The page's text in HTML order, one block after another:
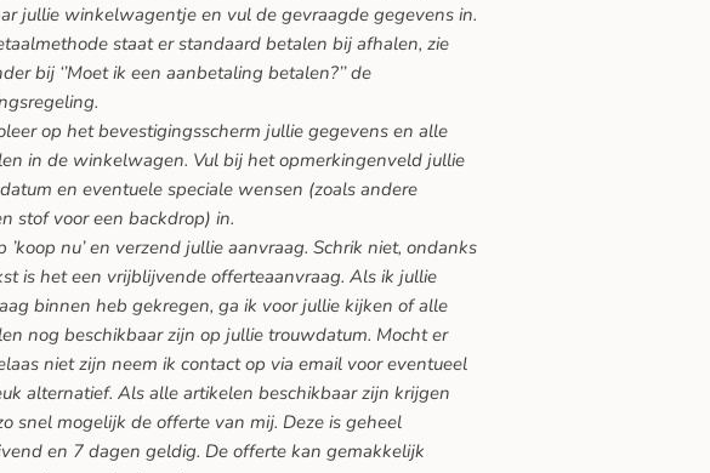
jullie winkelwagentje en vul de gevraagde gegevens in.
staat er standaard betalen bij afhalen, zie
bij ‘’Moet ik een aanbetaling betalen?’’ de
op het bevestigingsscherm jullie gegevens en alle
in de winkelwagen. Vul bij het opmerkingenveld jullie
en eventuele speciale wensen (zoals andere
stof voor een backdrop) in.
’koop nu’ en verzend jullie aanvraag. Schrik niet, ondanks
is het een vrijblijvende offerteaanvraag. Als ik jullie
binnen heb gekregen, ga ik voor jullie kijken of alle
nog beschikbaar zijn op jullie trouwdatum. Mocht er
niet zijn neem ik contact op via email voor eventueel
alternatief. Als alle artikelen beschikbaar zijn krijgen
snel mogelijk de offerte van mij. Deze is geheel
en 7 dagen geldig. De offerte kan gemakkelijk